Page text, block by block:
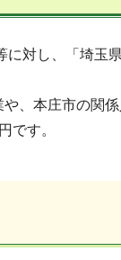
対し、「埼玉
、本庄市の関
です。